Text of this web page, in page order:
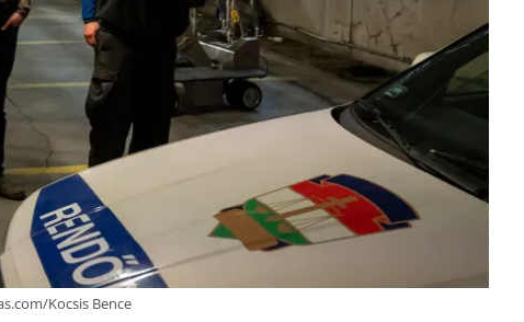
Kocsis Bence